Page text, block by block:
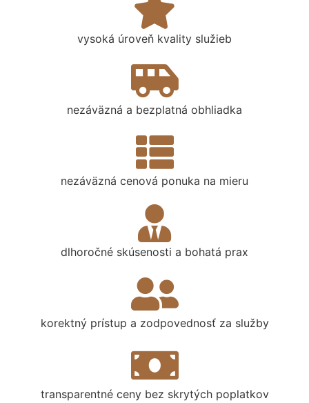
vysoká úroveň kvality služieb
nezáväzná a bezplatná obhliadka
nezáväzná cenová ponuka na mieru
dlhoročné skúsenosti a bohatá prax
korektný prístup a zodpovednosť za služby
transparentné ceny bez skrytých poplatkov